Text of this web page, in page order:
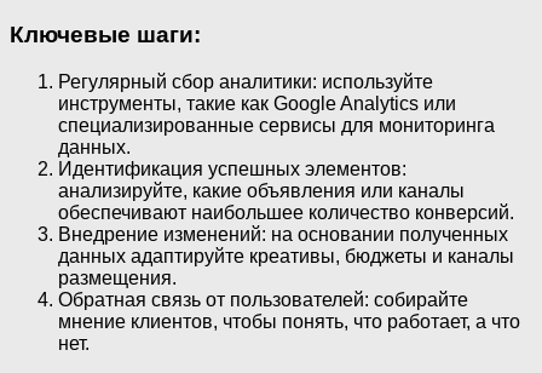
Ключевые шаги:
Регулярный сбор аналитики: используйте
инструменты, такие как Google Analytics или
специализированные сервисы для мониторинга
данных.
Идентификация успешных элементов:
анализируйте, какие объявления или каналы
обеспечивают наибольшее количество конверсий.
Внедрение изменений: на основании полученных
данных адаптируйте креативы, бюджеты и каналы
размещения.
Обратная связь от пользователей: собирайте
мнение клиентов, чтобы понять, что работает, а что
нет.